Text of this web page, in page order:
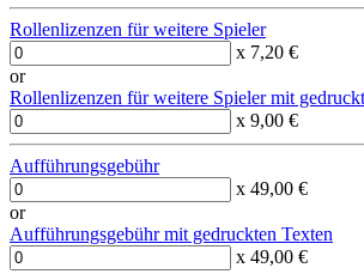
Rollenlizenzen für weitere Spieler
x 7,20 €
or
Rollenlizenzen für weitere Spieler mit
x 9,00 €
Aufführungsgebühr
x 49,00 €
or
Aufführungsgebühr mit gedruckten Texten
x 49,00 €